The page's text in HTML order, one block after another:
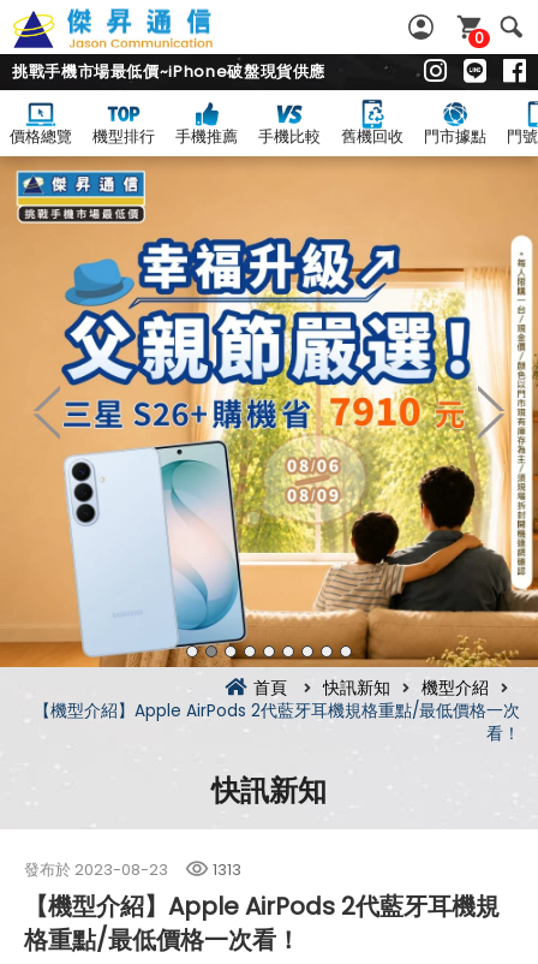
0
挑戰手機市場最低價~iPhone破盤現貨供應
價格總覽 機型排行 手機推薦 手機比較 舊機回收 門市據點 門
首頁 快訊新知
機型介紹
【機型介紹】Apple AirPods 2代藍牙耳機規格重點/最低價格一次
看！
快訊新知
發布於 2023-08-23 1313
【機型介紹】Apple AirPods 2代藍牙耳機規
格重點/最低價格一次看！